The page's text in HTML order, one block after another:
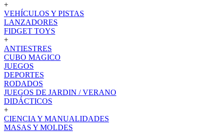
+
VEHÍCULOS Y PISTAS
LANZADORES
FIDGET TOYS
+
ANTIESTRES
CUBO MAGICO
JUEGOS
DEPORTES
RODADOS
JUEGOS DE JARDIN / VERANO
DIDÁCTICOS
+
CIENCIA Y MANUALIDADES
MASAS Y MOLDES